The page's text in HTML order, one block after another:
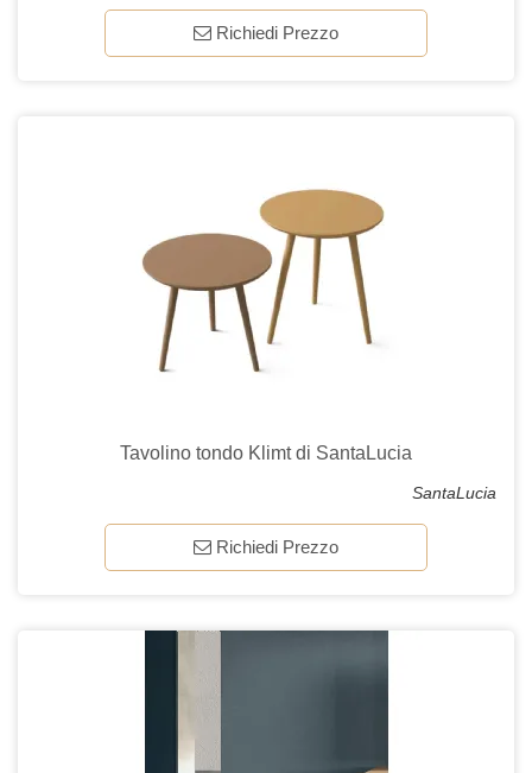
Richiedi Prezzo
Tavolino tondo Klimt di SantaLucia
SantaLucia
Richiedi Prezzo